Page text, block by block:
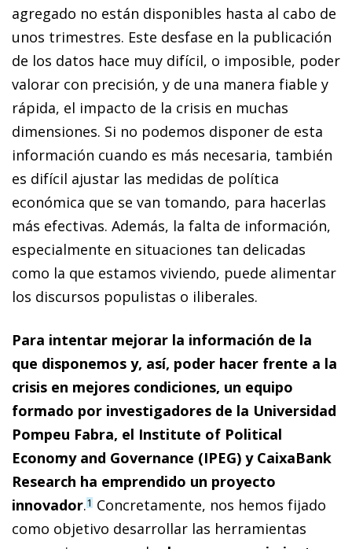
agregado no están disponibles hasta al cabo de
unos trimestres. Este desfase en la publicación
de los datos hace muy difícil, o imposible, poder
valorar con precisión, y de una manera fiable y
rápida, el impacto de la crisis en muchas
dimensiones. Si no podemos disponer de esta
información cuando es más necesaria, también
es difícil ajustar las medidas de política
económica que se van tomando, para hacerlas
más efectivas. Además, la falta de información,
especialmente en situaciones tan delicadas
como la que estamos viviendo, puede alimentar
los discursos populistas o iliberales.
Para intentar mejorar la información de la
que disponemos y, así, poder hacer frente a la
crisis en mejores condiciones, un equipo
formado por investigadores de la Universidad
Pompeu Fabra, el Institute of Political
Economy and Governance (IPEG) y CaixaBank
Research ha emprendido un proyecto
innovador.1 Concretamente, nos hemos fijado
como objetivo desarrollar las herramientas